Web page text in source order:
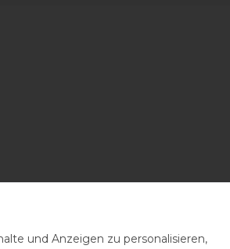
und Anzeigen zu personalisieren,